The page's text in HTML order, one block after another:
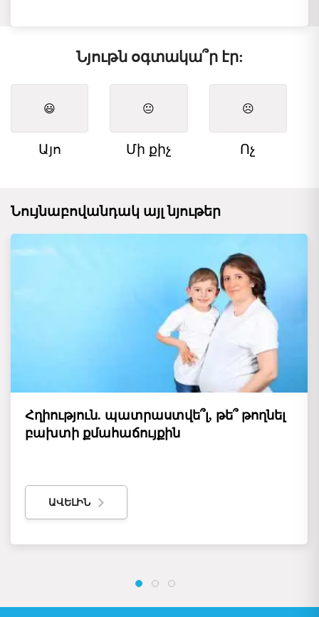
Նյութն օգտակա՞ր էր:
😃
Այո
😐
Մի քիչ
☹️
Ոչ
Նույնաբովանդակ այլ նյութեր
Հղիություն. պատրաստվե՞լ, թե՞ թողնել
բախտի քմահաճույքին
ԱՎԵԼԻՆ